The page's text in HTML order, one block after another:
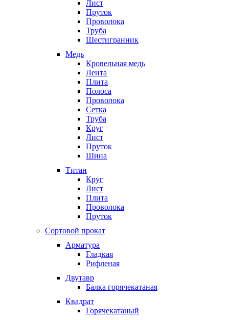
Лист
Пруток
Проволока
Труба
Шестигранник
Медь
Кровельная медь
Лента
Плита
Полоса
Проволока
Сетка
Труба
Круг
Лист
Пруток
Шина
Титан
Круг
Лист
Плита
Проволока
Пруток
Сортовой прокат
Арматура
Гладкая
Рифленая
Двутавр
Балка горячекатаная
Квадрат
Горячекатаный